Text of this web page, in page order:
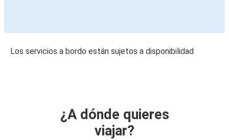
Los servicios a bordo están sujetos a disponibilidad
¿A dónde quieres
viajar?